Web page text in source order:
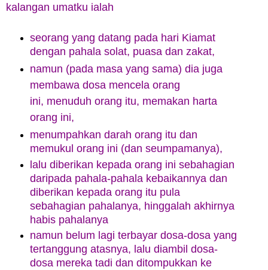
kalangan umatku ialah
seorang yang datang pada hari Kiamat
dengan pahala solat, puasa dan zakat,
namun (pada masa yang sama) dia juga
membawa dosa mencela orang
ini, menuduh orang itu, memakan harta
orang ini,
menumpahkan darah orang itu dan
memukul orang ini (dan seumpamanya),
lalu diberikan kepada orang ini sebahagian
daripada pahala-pahala kebaikannya dan
diberikan kepada orang itu pula
sebahagian pahalanya, hinggalah akhirnya
habis pahalanya
namun belum lagi terbayar dosa-dosa yang
tertanggung atasnya, lalu diambil dosa-
dosa mereka tadi dan ditompukkan ke